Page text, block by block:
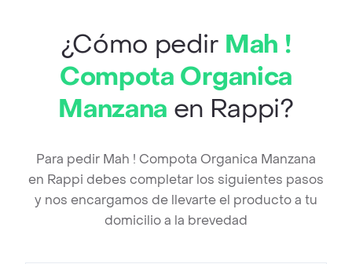
¿Cómo pedir Mah !
Compota Organica
Manzana en Rappi?
Para pedir Mah ! Compota Organica Manzana
en Rappi debes completar los siguientes pasos
y nos encargamos de llevarte el producto a tu
domicilio a la brevedad